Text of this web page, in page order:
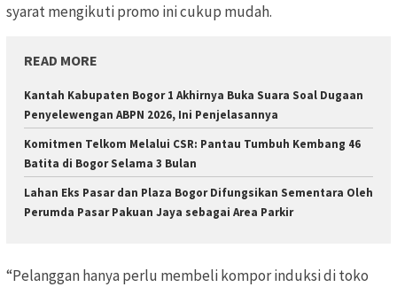
syarat mengikuti promo ini cukup mudah.
READ MORE
Kantah Kabupaten Bogor 1 Akhirnya Buka Suara Soal Dugaan
Penyelewengan ABPN 2026, Ini Penjelasannya
Komitmen Telkom Melalui CSR: Pantau Tumbuh Kembang 46
Batita di Bogor Selama 3 Bulan
Lahan Eks Pasar dan Plaza Bogor Difungsikan Sementara Oleh
Perumda Pasar Pakuan Jaya sebagai Area Parkir
“Pelanggan hanya perlu membeli kompor induksi di toko